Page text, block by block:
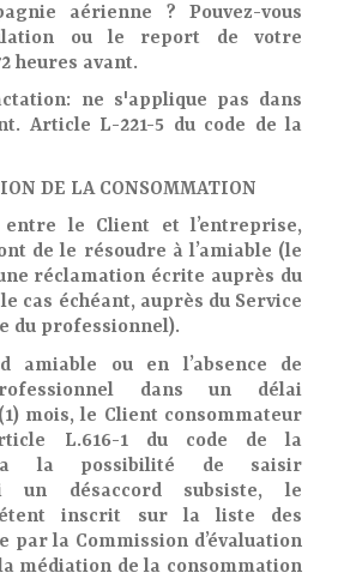
aérienne ? Pouvez-vous
ou le report de votre
heures avant.
ne s'applique pas dans
Article L-221-5 du code de la
DE LA CONSOMMATION
le Client et l’entreprise,
de le résoudre à l’amiable (le
réclamation écrite auprès du
cas échéant, auprès du Service
du professionnel).
amiable ou en l’absence de
dans un délai
mois, le Client consommateur
L.616-1 du code de la
a la possibilité de saisir
un désaccord subsiste, le
inscrit sur la liste des
par la Commission d’évaluation
médiation de la consommation